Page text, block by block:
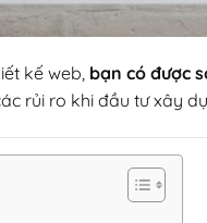
kế web, bạn có được
rủi ro khi đầu tư xây